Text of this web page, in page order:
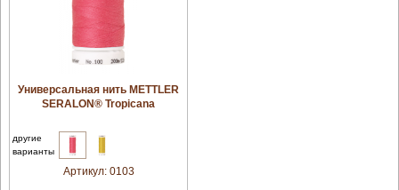
увеличить
Универсальная нить METTLER
SERALON® Tropicana
другие
варианты
Артикул: 0103